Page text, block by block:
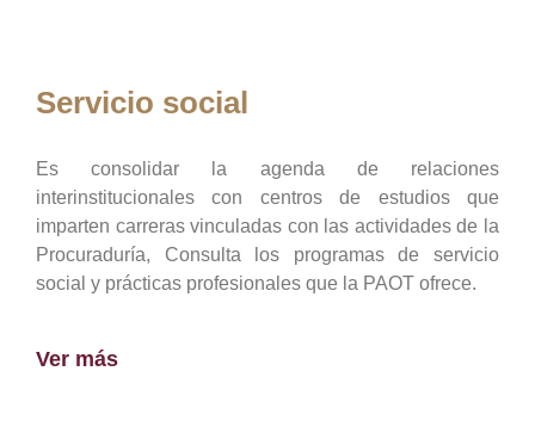
Servicio social
Es consolidar la agenda de relaciones
interinstitucionales con centros de estudios que
imparten carreras vinculadas con las actividades de la
Procuraduría, Consulta los programas de servicio
social y prácticas profesionales que la PAOT ofrece.
Ver más